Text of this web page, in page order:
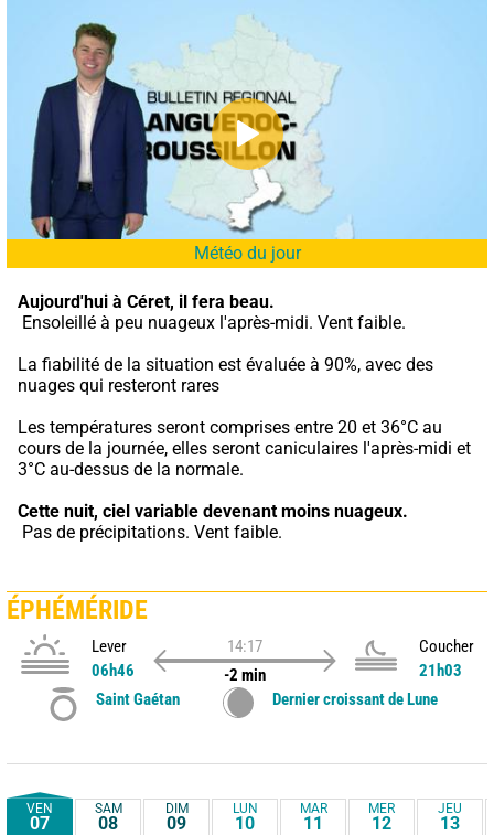
Météo du jour
Aujourd'hui à Céret, il fera beau.
Ensoleillé à peu nuageux l'après-midi. Vent faible.
La fiabilité de la situation est évaluée à 90%, avec des
nuages qui resteront rares
Les températures seront comprises entre 20 et 36°C au
cours de la journée, elles seront caniculaires l'après-midi et
3°C au-dessus de la normale.
Cette nuit, ciel variable devenant moins nuageux.
Pas de précipitations. Vent faible.
ÉPHÉMÉRIDE
Lever
06h46
14:17
-2 min
Coucher
21h03
Saint Gaétan
Dernier croissant de Lune
VEN
07
SAM
08
DIM
09
LUN
10
MAR
11
MER
12
JEU
13